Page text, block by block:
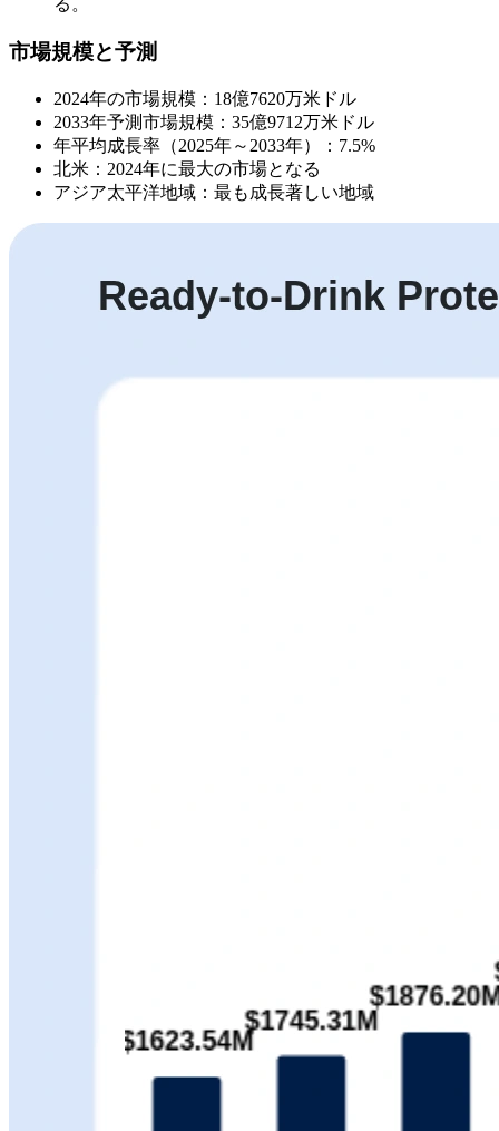
る。
市場規模と予測
2024年の市場規模：18億7620万米ドル
2033年予測市場規模：35億9712万米ドル
年平均成長率（2025年～2033年）：7.5%
北米：2024年に最大の市場となる
アジア太平洋地域：最も成長著しい地域